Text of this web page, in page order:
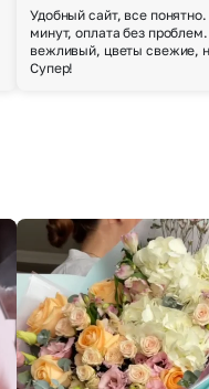
Выберите
Удобный сайт, все
минут, оплата без
вежливый, цветы свежие,
Супер!